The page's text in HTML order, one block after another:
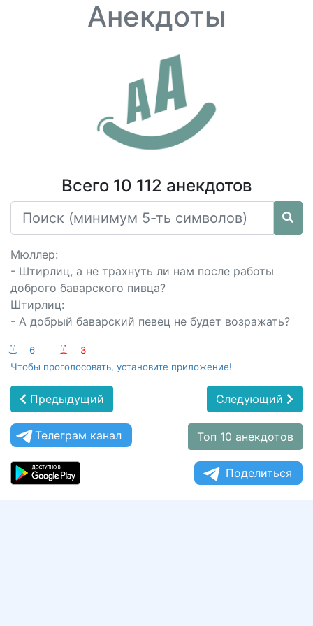
Анекдоты
Всего 10 112 анекдотов
Мюллер:
- Штирлиц, а не трахнуть ли нам после работы
доброго баварского пивца?
Штирлиц:
- А добрый баварский певец не будет возражать?
:-) 6 :-(
3
Чтобы проголосовать, установите приложение!
Предыдущий Следующий
Телеграм канал Топ 10 анекдотов
Поделиться